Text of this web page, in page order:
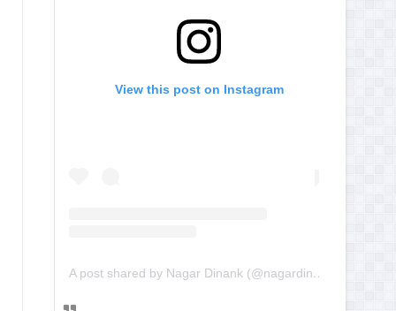
View this post on Instagram
A post shared by Nagar Dinank (@nagardinank)